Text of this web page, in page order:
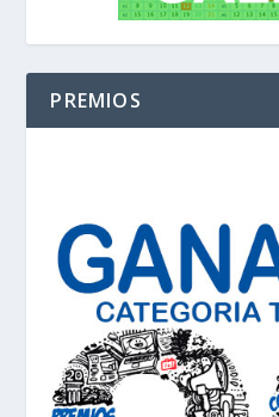
PREMIOS